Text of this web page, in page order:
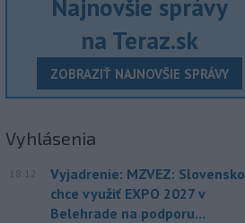
Najnovšie správy
na Teraz.sk
ZOBRAZIŤ NAJNOVŠIE SPRÁVY
Vyhlásenia
18:12
Vyjadrenie: MZVEZ: Slovensko
chce využiť EXPO 2027 v
Belehrade na podporu...